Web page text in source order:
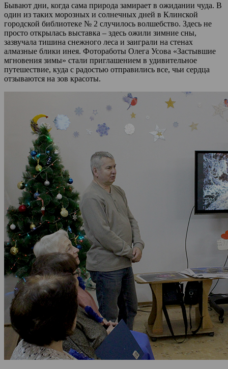
Бывают дни, когда сама природа замирает в ожидании чуда. В
один из таких морозных и солнечных дней в Клинской
городской библиотеке № 2 случилось волшебство. Здесь не
просто открылась выставка – здесь ожили зимние сны,
зазвучала тишина снежного леса и заиграли на стенах
алмазные блики инея. Фотоработы Олега Усова «Застывшие
мгновения зимы» стали приглашением в удивительное
путешествие, куда с радостью отправились все, чьи сердца
отзываются на зов красоты.